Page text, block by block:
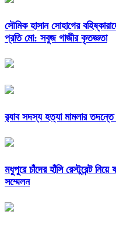
সৌমিক হাসান সোহাগের
প্রতি মো: সবুজ গাজীর কৃতজ্ঞতা
র‌্যাব সদস্য হত্যা মামলার
মধুপুরে চাঁদের হাঁসি রেস্টুরেন্ট
সম্মেলন